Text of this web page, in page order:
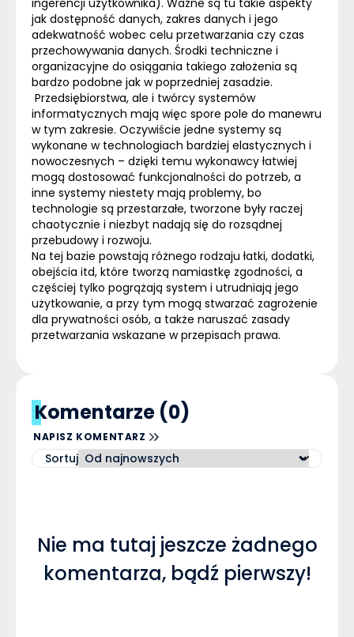
jak dostępność danych, zakres danych i jego
adekwatność wobec celu przetwarzania czy czas
przechowywania danych. Środki techniczne i
organizacyjne do osiągania takiego założenia są
bardzo podobne jak w poprzedniej zasadzie.
Przedsiębiorstwa, ale i twórcy systemów
informatycznych mają więc spore pole do manewru
w tym zakresie. Oczywiście jedne systemy są
wykonane w technologiach bardziej elastycznych i
nowoczesnych – dzięki temu wykonawcy łatwiej
mogą dostosować funkcjonalności do potrzeb, a
inne systemy niestety mają problemy, bo
technologie są przestarzałe, tworzone były raczej
chaotycznie i niezbyt nadają się do rozsądnej
przebudowy i rozwoju.
Na tej bazie powstają różnego rodzaju łatki, dodatki,
obejścia itd, które tworzą namiastkę zgodności, a
częściej tylko pogrążają system i utrudniają jego
użytkowanie, a przy tym mogą stwarzać zagrożenie
dla prywatności osób, a także naruszać zasady
przetwarzania wskazane w przepisach prawa.
Komentarze (0)
NAPISZ KOMENTARZ
Sortuj
Nie ma tutaj jeszcze żadnego
komentarza, bądź pierwszy!